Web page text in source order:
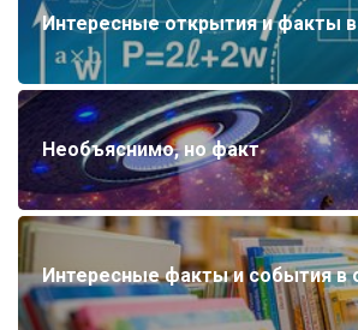
Интересные открытия и факты в
Необъяснимо, но факт
Интересные факты и события в